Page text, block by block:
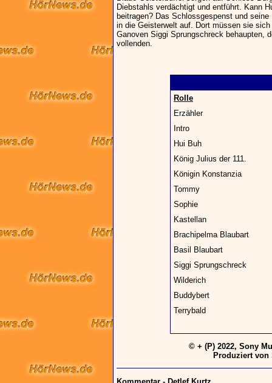
Diebstahls verdächtigt und entführt. Kann
beitragen? Das Schlossgespenst und
in die Geisterwelt auf. Dort müssen sie
Ganoven Siggi Sprungschreck behaupten,
vollenden.
Rolle
Erzähler
Intro
Hui Buh
König Julius der 111.
Königin Konstanzia
Tommy
Sophie
Kastellan
Brachipelma Blaubart
Basil Blaubart
Siggi Sprungschreck
Wilderich
Buddybert
Terrybald
© + (P) 2022, Sony
Produziert von